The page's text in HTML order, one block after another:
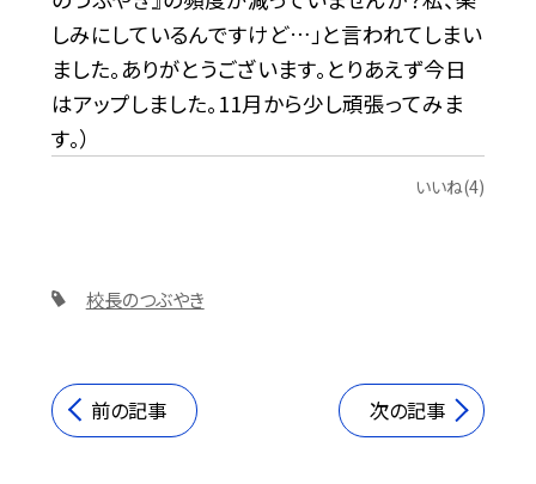
しみにしているんですけど…」と言われてしまい
ました。ありがとうございます。とりあえず今日
はアップしました。11月から少し頑張ってみま
す。）
いいね(4)
校長のつぶやき
前の記事 次の記事